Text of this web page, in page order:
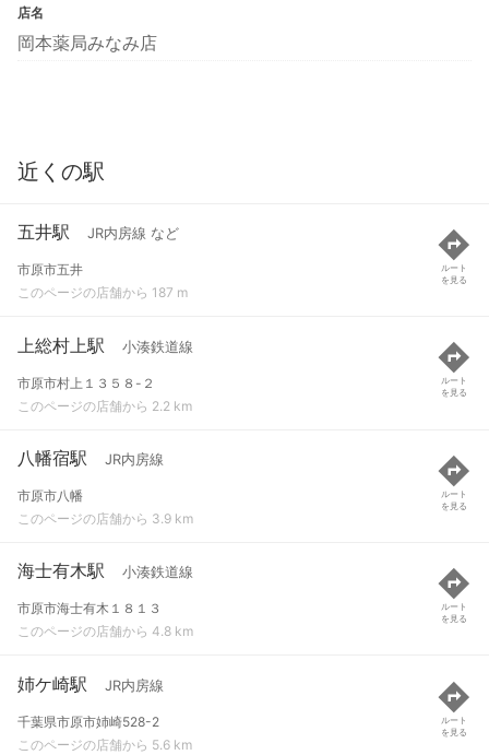
店名
岡本薬局みなみ店
近くの駅
五井駅 JR内房線 など
市原市五井
このページの店舗から 187 m
ルート
を見る
上総村上駅 小湊鉄道線
市原市村上１３５８-２
このページの店舗から 2.2 km
ルート
を見る
八幡宿駅 JR内房線
市原市八幡
このページの店舗から 3.9 km
ルート
を見る
海士有木駅 小湊鉄道線
市原市海士有木１８１３
このページの店舗から 4.8 km
ルート
を見る
姉ケ崎駅 JR内房線
千葉県市原市姉崎528-2
このページの店舗から 5.6 km
ルート
を見る